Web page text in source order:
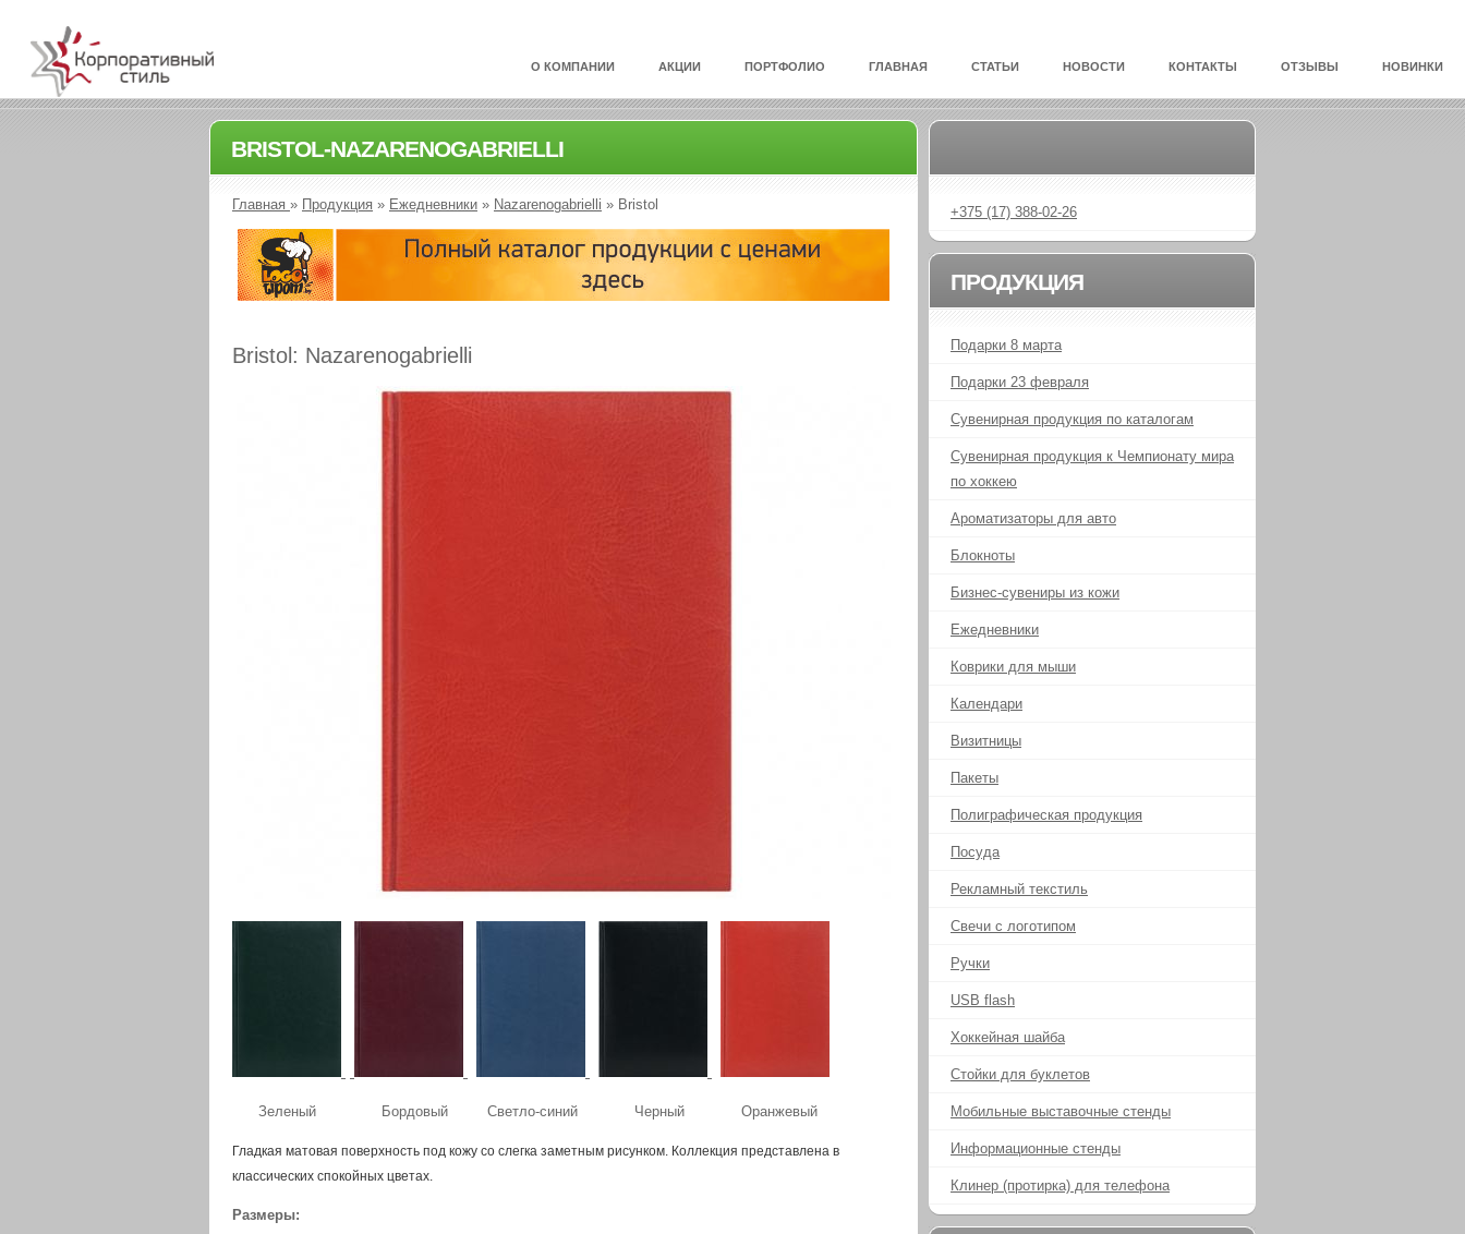
О КОМПАНИИ АКЦИИ ПОРТФОЛИО ГЛАВНАЯ СТАТЬИ НОВОСТИ КОНТАКТЫ ОТЗЫВЫ НОВИНКИ
BRISTOL-NAZARENOGABRIELLI
Главная » Продукция » Ежедневники » Nazarenogabrielli » Bristol
Bristol: Nazarenogabrielli
Зеленый Бордовый Светло-синий Черный Оранжевый
Гладкая матовая поверхность под кожу со слегка заметным рисунком. Коллекция представлена в
классических спокойных цветах.
Размеры:
+375 (17) 388-02-26
ПРОДУКЦИЯ
Подарки 8 марта
Подарки 23 февраля
Сувенирная продукция по каталогам
Сувенирная продукция к Чемпионату мира
по хоккею
Ароматизаторы для авто
Блокноты
Бизнес-сувениры из кожи
Ежедневники
Коврики для мыши
Календари
Визитницы
Пакеты
Полиграфическая продукция
Посуда
Рекламный текстиль
Свечи с логотипом
Ручки
USB flash
Хоккейная шайба
Стойки для буклетов
Мобильные выставочные стенды
Информационные стенды
Клинер (протирка) для телефона